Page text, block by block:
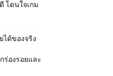
โดนใจเกม
ได้ของจริง
ร่องรอยและ